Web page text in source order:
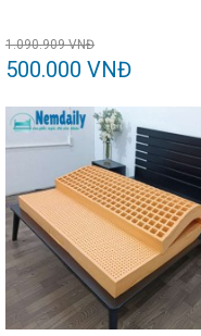
1.090.909 VNĐ
500.000 VNĐ